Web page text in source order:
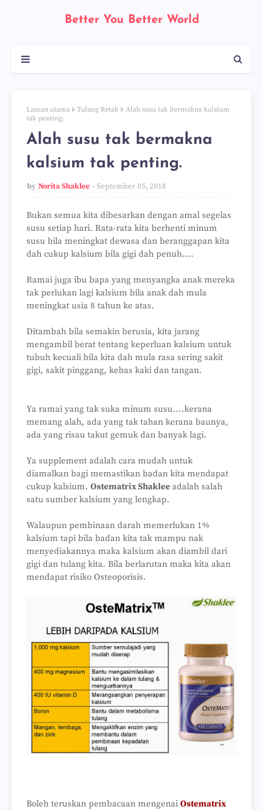
Better You Better World
Laman utama Tulang Retak
Alah susu tak bermakna kalsium
tak penting.
Alah susu tak bermakna
kalsium tak penting.
by Norita Shaklee September 05, 2018
Bukan semua kita dibesarkan dengan amal segelas
susu setiap hari. Rata-rata kita berhenti minum
susu bila meningkat dewasa dan beranggapan kita
dah cukup kalsium bila gigi dah penuh....
Ramai juga ibu bapa yang menyangka anak mereka
tak perlukan lagi kalsium bila anak dah mula
meningkat usia 8 tahun ke atas.
Ditambah bila semakin berusia, kita jarang
mengambil berat tentang keperluan kalsium untuk
tubuh kecuali bila kita dah mula rasa sering sakit
gigi, sakit pinggang, kebas kaki dan tangan.
Ya ramai yang tak suka minum susu....kerana
memang alah, ada yang tak tahan kerana baunya,
ada yang risau takut gemuk dan banyak lagi.
Ya supplement adalah cara mudah untuk
diamalkan bagi memastikan badan kita mendapat
cukup kalsium. Ostematrix Shakleeadalah salah
satu sumber kalsium yang lengkap.
Walaupun pembinaan darah memerlukan 1%
kalsium tapi bila badan kita tak mampu nak
menyediakannya maka kalsium akan diambil dari
gigi dan tulang kita. Bila berlarutan maka kita akan
mendapat risiko Osteoporisis.
Boleh teruskan pembacaan mengenai Ostematrix